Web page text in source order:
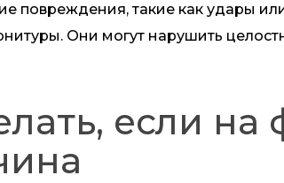
повреждения, такие как удары
Они могут нарушить
если